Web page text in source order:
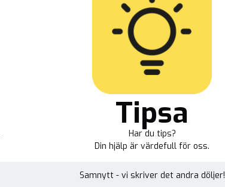
Tipsa
Har du tips?
Din hjälp är värdefull för oss.
Samnytt - vi skriver det andra döljer!